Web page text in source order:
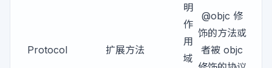
Protocol 扩展方法
明
作
用
域
@objc 修
饰的方法或
者被 objc